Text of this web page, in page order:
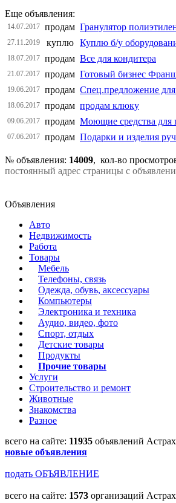
Еще объявления:
14.07.2017 продам Гранулятор
27.11.2019 куплю Куплю б/у
18.07.2017 продам Все для кондитера
21.07.2017 продам Готовый бизнес
19.06.2017 продам Спец.предложение
18.06.2017 продам продам клюку
09.06.2017 продам Моющие средства для
07.06.2017 продам Подарки и изделия
№ объявления: 14009, кол-во
постоянный адрес страницы с
Объявления
Авто
Недвижимость
Работа
Товары
Мебель
Телефоны, связь
Одежда, обувь, аксессуары
Компьютеры
Электроника и техника
Аудио, видео, фото
Спорт, отдых
Детские товары
Продукты
Прочие товары
Услуги
Строительство и ремонт
Животные
Знакомства
Разное
всего на сайте: 11935 объявлений
новые объявления
подать ОБЪЯВЛЕНИЕ
всего на сайте: 1573 организаций